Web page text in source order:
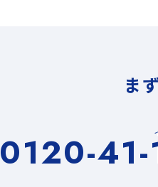
ま
0120-41-